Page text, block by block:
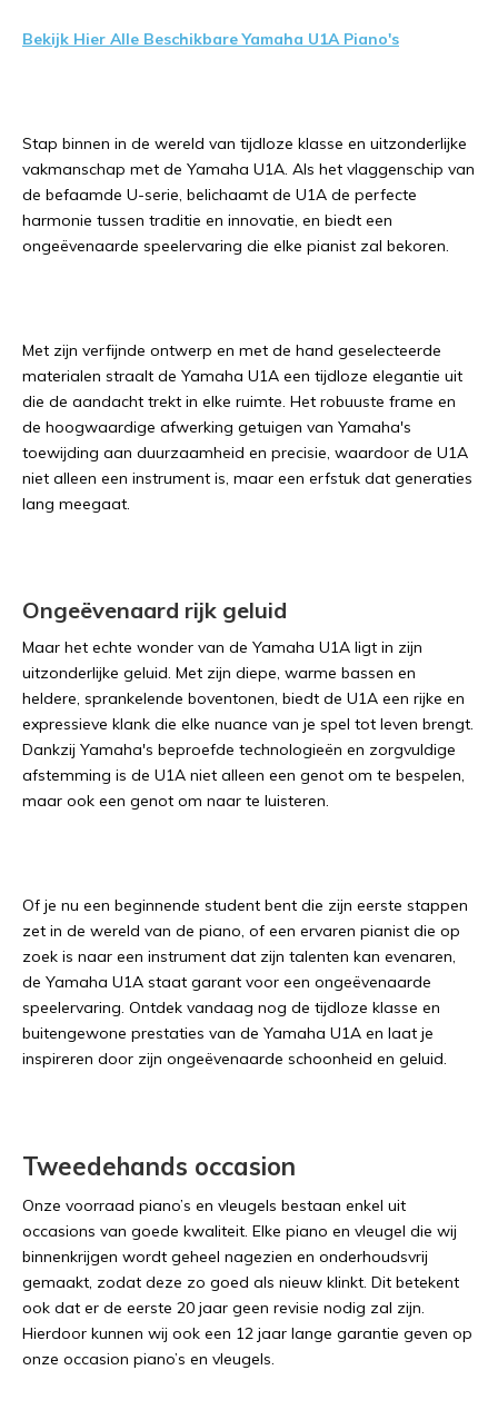
Bekijk Hier Alle Beschikbare Yamaha U1A Piano's
Stap binnen in de wereld van tijdloze klasse en uitzonderlijke
vakmanschap met de Yamaha U1A. Als het vlaggenschip van
de befaamde U-serie, belichaamt de U1A de perfecte
harmonie tussen traditie en innovatie, en biedt een
ongeëvenaarde speelervaring die elke pianist zal bekoren.
Met zijn verfijnde ontwerp en met de hand geselecteerde
materialen straalt de Yamaha U1A een tijdloze elegantie uit
die de aandacht trekt in elke ruimte. Het robuuste frame en
de hoogwaardige afwerking getuigen van Yamaha's
toewijding aan duurzaamheid en precisie, waardoor de U1A
niet alleen een instrument is, maar een erfstuk dat generaties
lang meegaat.
Ongeëvenaard rijk geluid
Maar het echte wonder van de Yamaha U1A ligt in zijn
uitzonderlijke geluid. Met zijn diepe, warme bassen en
heldere, sprankelende boventonen, biedt de U1A een rijke en
expressieve klank die elke nuance van je spel tot leven brengt.
Dankzij Yamaha's beproefde technologieën en zorgvuldige
afstemming is de U1A niet alleen een genot om te bespelen,
maar ook een genot om naar te luisteren.
Of je nu een beginnende student bent die zijn eerste stappen
zet in de wereld van de piano, of een ervaren pianist die op
zoek is naar een instrument dat zijn talenten kan evenaren,
de Yamaha U1A staat garant voor een ongeëvenaarde
speelervaring. Ontdek vandaag nog de tijdloze klasse en
buitengewone prestaties van de Yamaha U1A en laat je
inspireren door zijn ongeëvenaarde schoonheid en geluid.
Tweedehands occasion
Onze voorraad piano’s en vleugels bestaan enkel uit
occasions van goede kwaliteit. Elke piano en vleugel die wij
binnenkrijgen wordt geheel nagezien en onderhoudsvrij
gemaakt, zodat deze zo goed als nieuw klinkt. Dit betekent
ook dat er de eerste 20 jaar geen revisie nodig zal zijn.
Hierdoor kunnen wij ook een 12 jaar lange garantie geven op
onze occasion piano’s en vleugels.